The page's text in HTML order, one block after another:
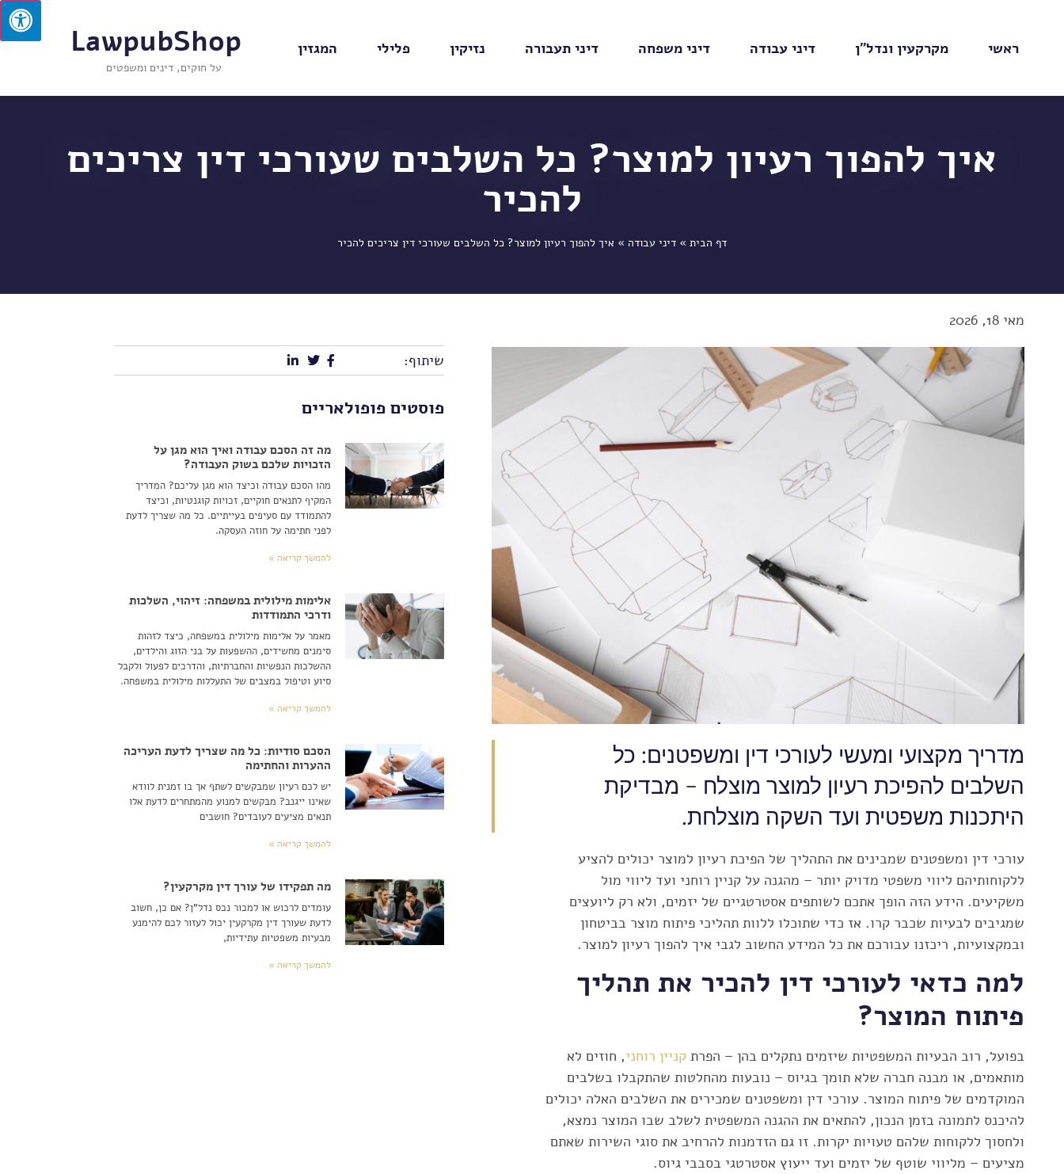
ראשי מקרקעין ונדל"ן דיני עבודה דיני משפחה דיני תעבורה נזיקין פלילי המגזין LawpubShop
על חוקים, דינים ומשפטים
איך להפוך רעיון למוצר? כל השלבים שעורכי דין צריכים
להכיר
דף הבית » דיני עבודה » איך להפוך רעיון למוצר? כל השלבים שעורכי דין צריכים להכיר
מאי 18, 2026
מדריך מקצועי ומעשי לעורכי דין ומשפטנים: כל
השלבים להפיכת רעיון למוצר מוצלח - מבדיקת
היתכנות משפטית ועד השקה מוצלחת.
עורכי דין ומשפטנים שמבינים את התהליך של הפיכת רעיון למוצר יכולים להציע
ללקוחותיהם ליווי משפטי מדויק יותר – מהגנה על קניין רוחני ועד ליווי מול
משקיעים. הידע הזה הופך אתכם לשותפים אסטרטגיים של יזמים, ולא רק ליועצים
שמגיבים לבעיות שכבר קרו. אז כדי שתוכלו ללוות תהליכי פיתוח מוצר בביטחון
ובמקצועיות, ריכזנו עבורכם את כל המידע החשוב לגבי איך להפוך רעיון למוצר.
למה כדאי לעורכי דין להכיר את תהליך
פיתוח המוצר?
בפועל, רוב הבעיות המשפטיות שיזמים נתקלים בהן – הפרת קניין רוחני, חוזים לא
מותאמים, או מבנה חברה שלא תומך בגיוס – נובעות מהחלטות שהתקבלו בשלבים
המוקדמים של פיתוח המוצר. עורכי דין ומשפטנים שמכירים את השלבים האלה יכולים
להיכנס לתמונה בזמן הנכון, להתאים את ההגנה המשפטית לשלב שבו המוצר נמצא,
ולחסוך ללקוחות שלהם טעויות יקרות. זו גם הזדמנות להרחיב את סוגי השירות שאתם
מציעים – מליווי שוטף של יזמים ועד ייעוץ אסטרטגי בסבבי גיוס.
שיתוף:
פוסטים פופולאריים
מה זה הסכם עבודה ואיך הוא מגן על
הזכויות שלכם בשוק העבודה?
מהו הסכם עבודה וכיצד הוא מגן עליכם? המדריך
המקיף לתנאים חוקיים, זכויות קוגנטיות, וכיצד
להתמודד עם סעיפים בעייתיים. כל מה שצריך לדעת
לפני חתימה על חוזה העסקה.
להמשך קריאה »
אלימות מילולית במשפחה: זיהוי, השלכות
ודרכי התמודדות
מאמר על אלימות מילולית במשפחה, כיצד לזהות
סימנים מחשידים, ההשפעות על בני הזוג והילדים,
ההשלכות הנפשיות והחברתיות, והדרכים לפעול ולקבל
סיוע וטיפול במצבים של התעללות מילולית במשפחה.
להמשך קריאה »
הסכם סודיות: כל מה שצריך לדעת העריכה
ההערות והחתימה
יש לכם רעיון שמבקשים לשתף אך בו זמנית לוודא
שאינו ייגנב? מבקשים למנוע מהמתחרים לדעת אלו
תנאים מציעים לעובדים? חושבים
להמשך קריאה »
מה תפקידו של עורך דין מקרקעין?
עומדים לרכוש או למכור נכס נדל"ן? אם כן, חשוב
לדעת שעורך דין מקרקעין יכול לעזור לכם להימנע
מבעיות משפטיות עתידיות,
להמשך קריאה »